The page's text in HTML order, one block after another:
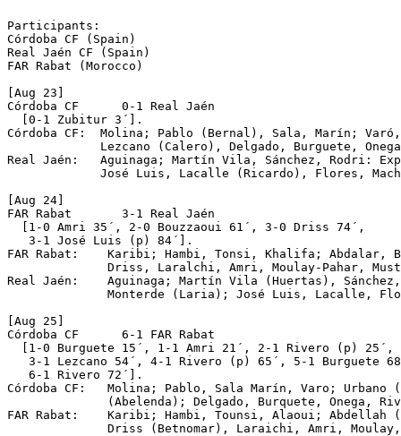
Participants:
Córdoba CF (Spain)
Real Jaén CF (Spain)
FAR Rabat (Morocco)
[Aug 23]
Córdoba CF	0-1 Real Jaén
  [0-1 Zubitur 3´].
Córdoba CF:  Molina; Pablo (Bernal), Sala, Marín;
Lezcano (Calero), Delgado, Burguete,
Real Jaén:   Aguinaga; Martín Vila, Sánchez, Rodri:
José Luis, Lacalle (Ricardo), Flores,
[Aug 24]
FAR Rabat	3-1 Real Jaén
  [1-0 Amri 35´, 2-0 Bouzzaoui 61´, 3-0 Driss 74´,
   3-1 José Luis (p) 84´].
FAR Rabat:    Karibi; Hambi, Tonsi, Khalifa; Abdalar,
Driss, Laralchi, Amri, Moulay-Pahar,
Real Jaén:    Aguinaga; Martín Vila (Huertas),
Monterde (Laria); José Luis, Lacalle,
[Aug 25]
Córdoba CF	6-1 FAR Rabat
  [1-0 Burguete 15´, 1-1 Amri 21´, 2-1 Rivero (p) 25´,
3-1 Lezcano 54´, 4-1 Rivero (p) 65´, 5-1 Burguete
   6-1 Rivero 72´].
Córdoba CF:   Molina; Pablo, Sala Marín, Varo; Urbano
(Abelenda); Delgado, Burquete, Onega,
FAR Rabat:    Karibi; Hambi, Tounsi, Alaoui; Abdellah
Driss (Betnomar), Laraichi, Amri,